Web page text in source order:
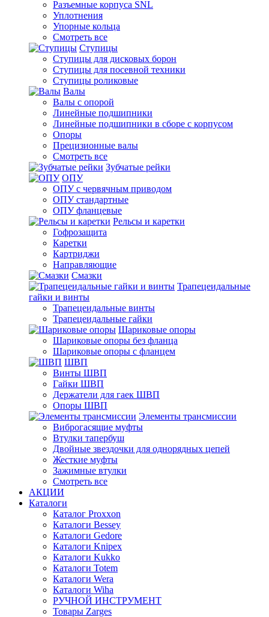
Разъемные корпуса SNL
Уплотнения
Упорные кольца
Смотреть все
Ступицы
Ступицы для дисковых борон
Ступицы для посевной техники
Ступицы роликовые
Валы
Валы с опорой
Линейные подшипники
Линейные подшипники в сборе с корпусом
Опоры
Прецизионные валы
Смотреть все
Зубчатые рейки
ОПУ
ОПУ с червячным приводом
ОПУ стандартные
ОПУ фланцевые
Рельсы и каретки
Гофрозащита
Каретки
Картриджи
Направляющие
Смазки
Трапецеидальные
гайки и винты
Трапецеидальные винты
Трапецеидальные гайки
Шариковые опоры
Шариковые опоры без фланца
Шариковые опоры с фланцем
ШВП
Винты ШВП
Гайки ШВП
Держатели для гаек ШВП
Опоры ШВП
Элементы трансмиссии
Виброгасящие муфты
Втулки тапербуш
Двойные звездочки для однорядных цепей
Жесткие муфты
Зажимные втулки
Смотреть все
АКЦИИ
Каталоги
Каталог Proxxon
Каталоги Bessey
Каталоги Gedore
Каталоги Knipex
Каталоги Kukko
Каталоги Totem
Каталоги Wera
Каталоги Wiha
РУЧНОЙ ИНСТРУМЕНТ
Товары Zarges